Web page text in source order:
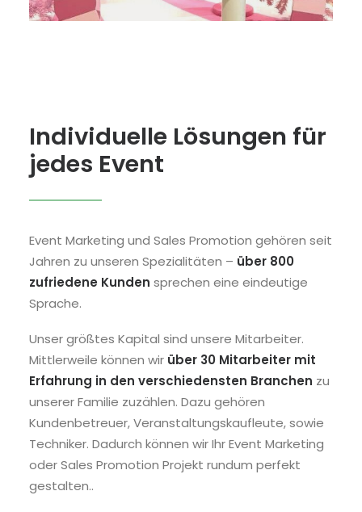
Individuelle Lösungen für
jedes Event
Event Marketing und Sales Promotion gehören seit
Jahren zu unseren Spezialitäten – über 800
zufriedene Kunden sprechen eine eindeutige
Sprache.
Unser größtes Kapital sind unsere Mitarbeiter.
Mittlerweile können wir über 30 Mitarbeiter mit
Erfahrung in den verschiedensten Branchen zu
unserer Familie zuzählen. Dazu gehören
Kundenbetreuer, Veranstaltungskaufleute, sowie
Techniker. Dadurch können wir Ihr Event Marketing
oder Sales Promotion Projekt rundum perfekt
gestalten..